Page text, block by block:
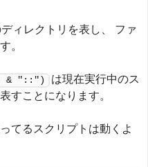
ィレクトリを表し、 ファ
。
& "::")
は現在実行中のス
すことになります。
てるスクリプトは動くよ